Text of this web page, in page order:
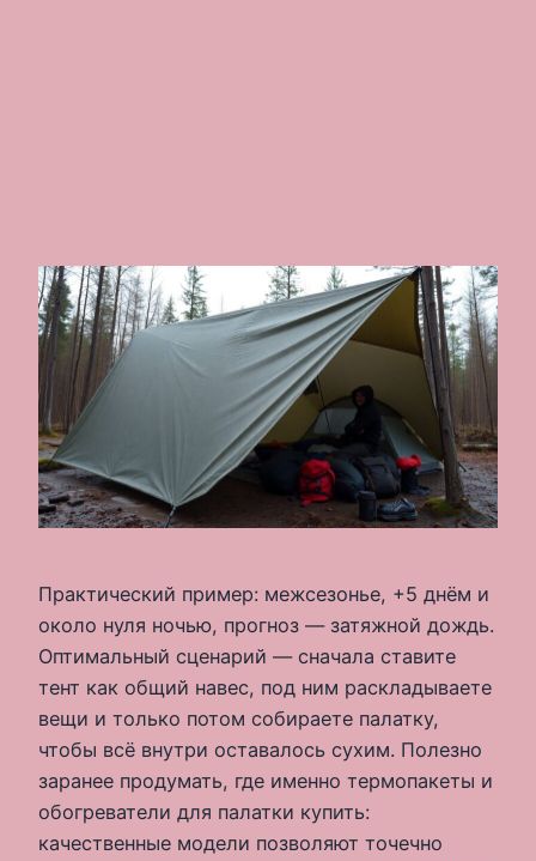
Практический пример: межсезонье, +5 днём и
около нуля ночью, прогноз — затяжной дождь.
Оптимальный сценарий — сначала ставите
тент как общий навес, под ним раскладываете
вещи и только потом собираете палатку,
чтобы всё внутри оставалось сухим. Полезно
заранее продумать, где именно термопакеты и
обогреватели для палатки купить:
качественные модели позволяют точечно